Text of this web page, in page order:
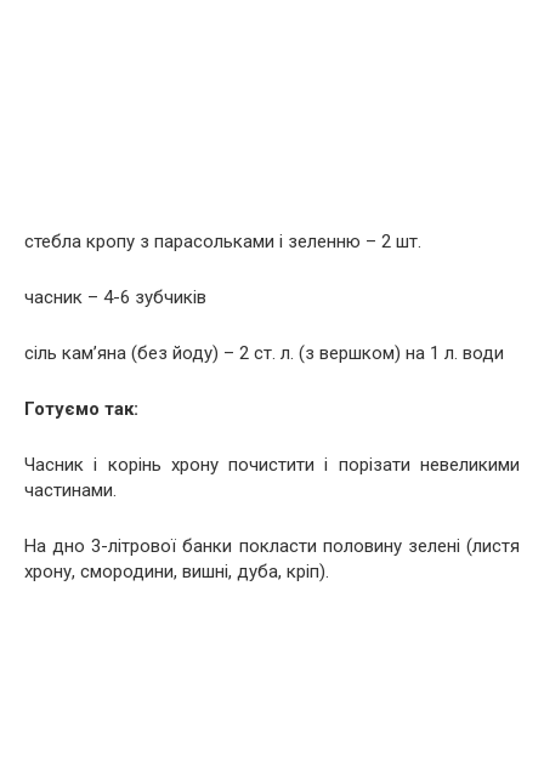
стебла кропу з парасольками і зеленню – 2 шт.
часник – 4-6 зубчиків
сіль кам’яна (без йоду) – 2 ст. л. (з вершком) на 1 л. води
Готуємо так:
Часник і корінь хрону почистити і порізати невеликими
частинами.
На дно 3-літрової банки покласти половину зелені (листя
хрону, смородини, вишні, дуба, кріп).